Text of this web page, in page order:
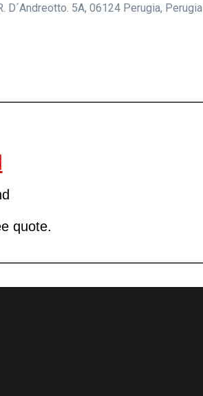
D´Andreotto. 5A, 06124 Perugia, Perugia